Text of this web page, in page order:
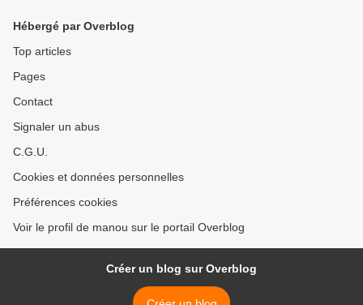
Hébergé par Overblog
Top articles
Pages
Contact
Signaler un abus
C.G.U.
Cookies et données personnelles
Préférences cookies
Voir le profil de manou sur le portail Overblog
Créer un blog sur Overblog